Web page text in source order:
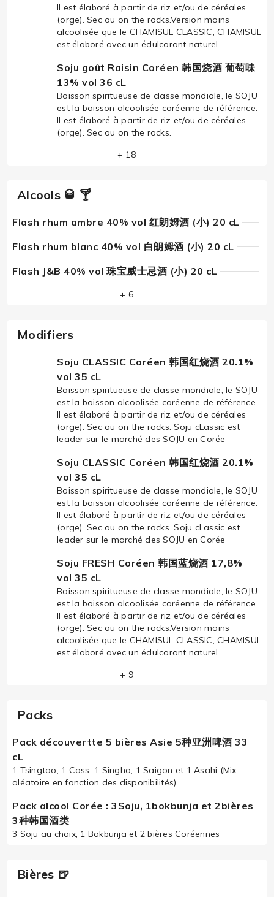
Il est élaboré à partir de riz et/ou de céréales
(orge). Sec ou on the rocks.Version moins
alcoolisée que le CHAMISUL CLASSIC, CHAMISUL
est élaboré avec un édulcorant naturel
Soju goût Raisin Coréen 韩国烧酒 葡萄味
13% vol 36 cL
Boisson spiritueuse de classe mondiale, le SOJU
est la boisson alcoolisée coréenne de référence.
Il est élaboré à partir de riz et/ou de céréales
(orge). Sec ou on the rocks.
+ 18
Alcools 🥃 🍸
Flash rhum ambre 40% vol 红朗姆酒 (小) 20 cL
Flash rhum blanc 40% vol 白朗姆酒 (小) 20 cL
Flash J&B 40% vol 珠宝威士忌酒 (小) 20 cL
+ 6
Modifiers
Soju CLASSIC Coréen 韩国红烧酒 20.1%
vol 35 cL
Boisson spiritueuse de classe mondiale, le SOJU
est la boisson alcoolisée coréenne de référence.
Il est élaboré à partir de riz et/ou de céréales
(orge). Sec ou on the rocks. Soju cLassic est
leader sur le marché des SOJU en Corée
Soju CLASSIC Coréen 韩国红烧酒 20.1%
vol 35 cL
Boisson spiritueuse de classe mondiale, le SOJU
est la boisson alcoolisée coréenne de référence.
Il est élaboré à partir de riz et/ou de céréales
(orge). Sec ou on the rocks. Soju cLassic est
leader sur le marché des SOJU en Corée
Soju FRESH Coréen 韩国蓝烧酒 17,8%
vol 35 cL
Boisson spiritueuse de classe mondiale, le SOJU
est la boisson alcoolisée coréenne de référence.
Il est élaboré à partir de riz et/ou de céréales
(orge). Sec ou on the rocks.Version moins
alcoolisée que le CHAMISUL CLASSIC, CHAMISUL
est élaboré avec un édulcorant naturel
+ 9
Packs
Pack découvertte 5 bières Asie 5种亚洲啤酒 33
cL
1 Tsingtao, 1 Cass, 1 Singha, 1 Saigon et 1 Asahi (Mix
aléatoire en fonction des disponibilités)
Pack alcool Corée : 3Soju, 1bokbunja et 2bières
3种韩国酒类
3 Soju au choix, 1 Bokbunja et 2 bières Coréennes
Bières 🍺